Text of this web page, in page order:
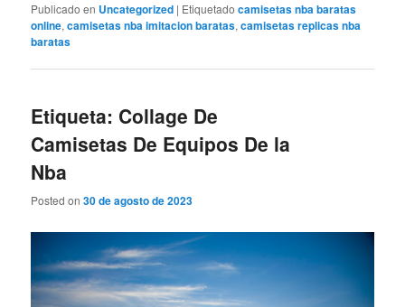
Publicado en Uncategorized | Etiquetado camisetas nba baratas
online,camisetas nba imitacion baratas,camisetas replicas nba
baratas
Etiqueta: Collage De
Camisetas De Equipos De la
Nba
Posted on30 de agosto de 2023